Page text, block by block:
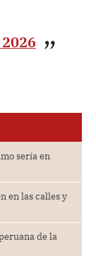
sería en
en las calles y
de la